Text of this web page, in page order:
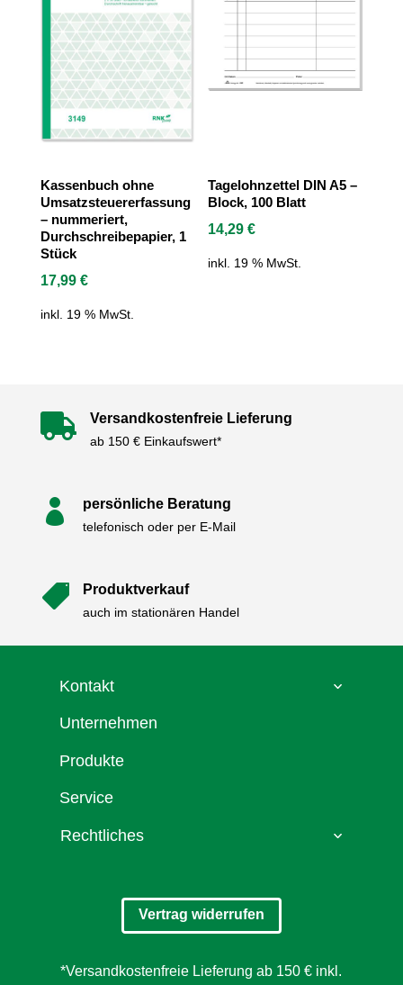
Kassenbuch ohne
Umsatzsteuererfassung
– nummeriert,
Durchschreibepapier, 1
Stück
17,99 €
inkl. 19 % MwSt.
Tagelohnzettel DIN A5 –
Block, 100 Blatt
14,29€
inkl. 19 % MwSt.
 Versandkostenfreie Lieferung
ab 150 € Einkaufswert*
 persönliche Beratung
telefonisch oder per E-Mail
 Produktverkauf
auch im stationären Handel
Kontakt
Unternehmen
Produkte
Service
Rechtliches
Vertrag widerrufen
*Versandkostenfreie Lieferung ab 150 € inkl.